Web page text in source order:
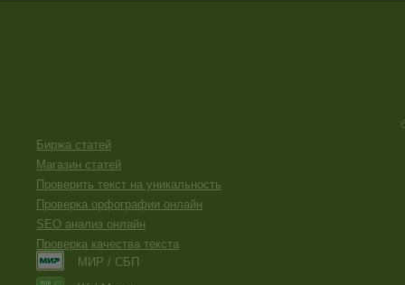
Биржа статей
Магазин статей
Проверить текст на уникальность
Проверка орфографии онлайн
SEO анализ онлайн
Проверка качества текста
МИР / СБП